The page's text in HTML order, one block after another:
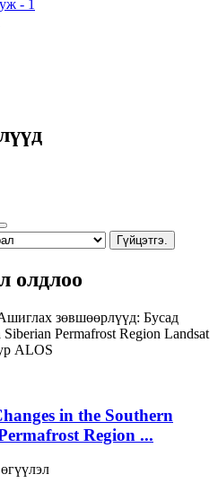
- 1
Гүйцэтгэ.
олдлоо
зөвшөөрлүүд: Бусад
Siberian Permafrost Region Landsat
ALOS
in the Southern
Region ...